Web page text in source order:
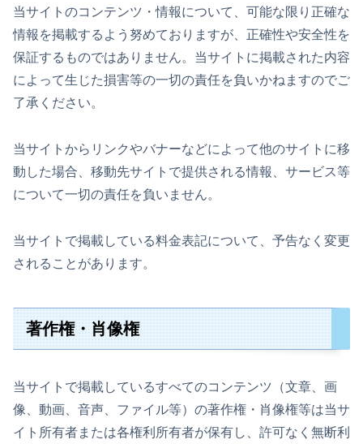
当サイトのコンテンツ・情報について、可能な限り正確な
情報を掲載するよう努めておりますが、正確性や安全性を
保証するものではありません。当サイトに掲載された内容
によって生じた損害等の一切の責任を負いかねますのでご
了承ください。
当サイトからリンクやバナーなどによって他のサイトに移
動した場合、移動先サイトで提供される情報、サービス等
について一切の責任を負いません。
当サイトで掲載している料金表記について、予告なく変更
されることがあります。
著作権・肖像権
当サイトで掲載しているすべてのコンテンツ（文章、画
像、動画、音声、ファイル等）の著作権・肖像権等は当サ
イト所有者または各権利所有者が保有し、許可なく無断利